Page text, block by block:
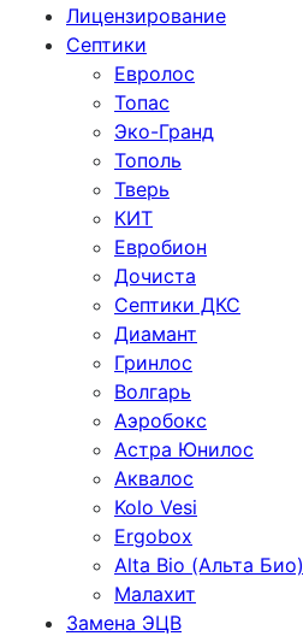
Лицензирование
Септики
Евролос
Топас
Эко-Гранд
Тополь
Тверь
КИТ
Евробион
Дочиста
Септики ДКС
Диамант
Гринлос
Волгарь
Аэробокс
Астра Юнилос
Аквалос
Kolo Vesi
Ergobox
Alta Bio (Альта Био)
Малахит
Замена ЭЦВ